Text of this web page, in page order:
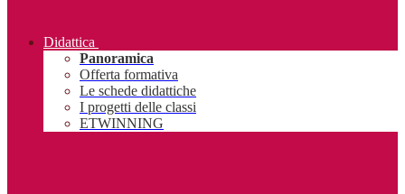
Didattica
Panoramica
Offerta formativa
Le schede didattiche
I progetti delle classi
ETWINNING